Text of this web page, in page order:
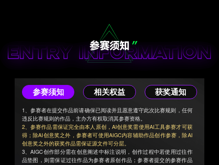
参赛须知 相关权益 获奖通知
1、参赛者在提交作品前请确保已阅读并且愿意遵守此次比赛规则，任何
违反比赛规则的作品，主办方有权取消其参赛资格。
2、参赛作品需保证完全由本人原创，AI创意奖需使用AI工具参赛才可获
得；除AI创意奖之外，参赛者可使用AIGC内容辅助作品创作参赛，除AI
创意奖之外的获奖作品需保证源文件可分层。
3、AIGC创作部分需在创意阐述中标注说明，创作过程中若使用过往作
品垫图，则需保证过往作品为参赛者原创作品；参赛者提交的参赛作品